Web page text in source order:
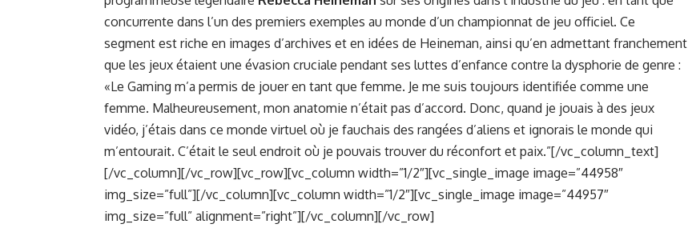
concurrente dans l’un des premiers exemples au monde d’un championnat de jeu officiel. Ce
segment est riche en images d’archives et en idées de Heineman, ainsi qu’en admettant franchement
que les jeux étaient une évasion cruciale pendant ses luttes d’enfance contre la dysphorie de genre :
«Le Gaming m’a permis de jouer en tant que femme. Je me suis toujours identifiée comme une
femme. Malheureusement, mon anatomie n’était pas d’accord. Donc, quand je jouais à des jeux
vidéo, j’étais dans ce monde virtuel où je fauchais des rangées d’aliens et ignorais le monde qui
m’entourait. C’était le seul endroit où je pouvais trouver du réconfort et paix.”[/vc_column_text]
[/vc_column][/vc_row][vc_row][vc_column width=”1/2″][vc_single_image image=”44958″
img_size=”full”][/vc_column][vc_column width=”1/2″][vc_single_image image=”44957″
img_size=”full” alignment=”right”][/vc_column][/vc_row]